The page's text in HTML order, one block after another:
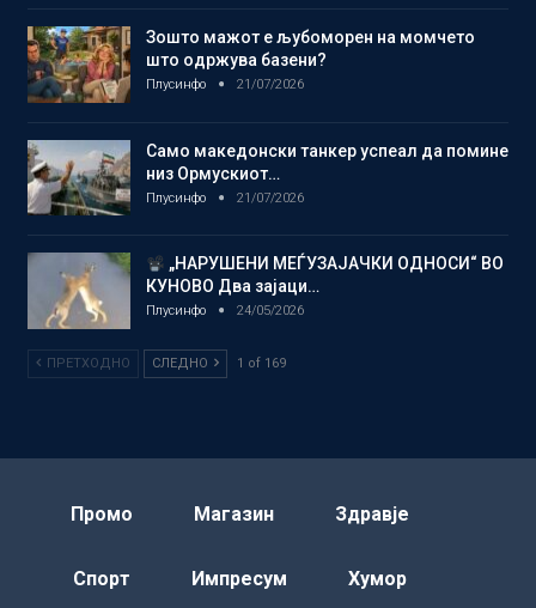
Зошто мажот е љубоморен на момчето
што одржува базени?
Плусинфо 21/07/2026
Само македонски танкер успеал да помине
низ Ормускиот…
Плусинфо 21/07/2026
„НАРУШЕНИ МЕЃУЗАЈАЧКИ ОДНОСИ“ ВО
КУНОВО Два зајаци…
Плусинфо 24/05/2026
ПРЕТХОДНО СЛЕДНО 1 of 169
Промо Магазин Здравје
Спорт Импресум Хумор